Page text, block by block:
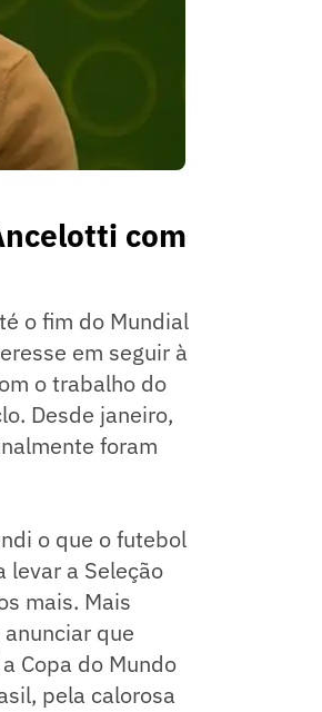
com
o fim do Mundial
em seguir à
o trabalho do
Desde janeiro,
foram
o que o futebol
levar a Seleção
mais. Mais
que
Copa do Mundo
pela calorosa